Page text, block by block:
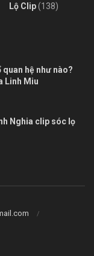
Lộ Clip(138)
quan hệ như nào?
Linh Miu
Nghia clip sóc lọ